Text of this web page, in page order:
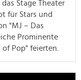
Stage Theater
für Stars und
"MJ – Das
Prominente
Pop" feierten.